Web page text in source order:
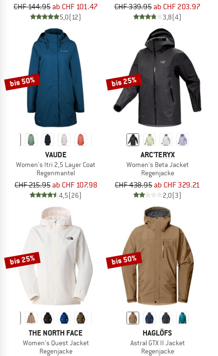
CHF 144.95 ab CHF 101.47
5,0(12)
CHF 339.95 ab CHF 203.97
3,8(4)
bis 50%
VAUDE
Women's Itri 2,5 Layer Coat
Regenmantel
CHF 215.95 ab CHF 107.98
4,5(26)
bis 25%
ARC'TERYX
Women's Beta Jacket
Regenjacke
CHF 438.95 ab CHF 329.21
2,0(3)
bis 25%
THE NORTH FACE
Women's Quest Jacket
Regenjacke
bis 50%
HAGLÖFS
Astral GTX II Jacket
Regenjacke